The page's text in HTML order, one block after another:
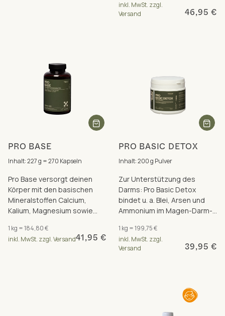
inkl. MwSt. zzgl.
Versand
46,95 €
PRO BASE
Inhalt: 227 g = 270 Kapseln
Pro Base versorgt deinen
Körper mit den basischen
Mineralstoffen Calcium,
Kalium, Magnesium sowie
Säure-Basen-Haushalt.
1 kg = 184,80 €
inkl. MwSt. zzgl. Versand41,95 €
PRO BASIC DETOX
Inhalt: 200 g Pulver
Zur Unterstützung des
Darms: Pro Basic Detox
bindet u. a. Blei, Arsen und
Ammonium im Magen-Darm-
Leber und Nieren.
1 kg = 199,75 €
inkl. MwSt. zzgl.
Versand
39,95 €